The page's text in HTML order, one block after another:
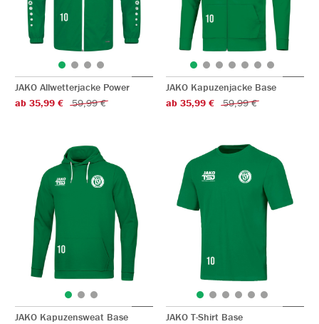
JAKO Allwetterjacke Power
ab 35,99 €
59,99 €
JAKO Kapuzenjacke Base
ab 35,99 €
59,99 €
JAKO Kapuzensweat Base
JAKO T-Shirt Base